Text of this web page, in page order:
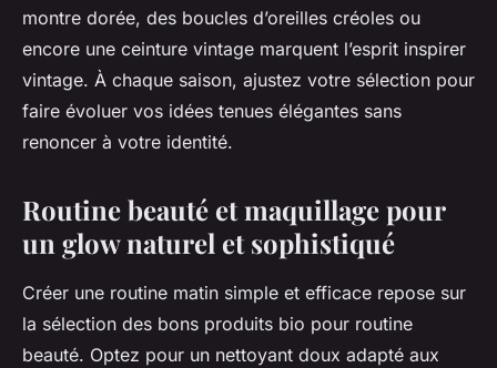
montre dorée, des boucles d’oreilles créoles ou
encore une ceinture vintage marquent l’esprit inspirer
vintage. À chaque saison, ajustez votre sélection pour
faire évoluer vos idées tenues élégantes sans
renoncer à votre identité.
Routine beauté et maquillage pour
un glow naturel et sophistiqué
Créer une routine matin simple et efficace repose sur
la sélection des bons produits bio pour routine
beauté. Optez pour un nettoyant doux adapté aux